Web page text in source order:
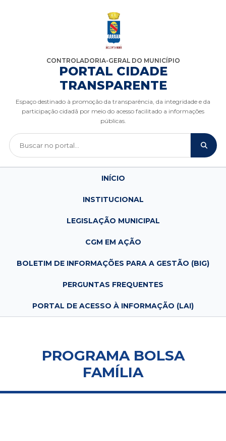
CONTROLADORIA-GERAL DO MUNICÍPIO
PORTAL CIDADE
TRANSPARENTE
Espaço destinado à promoção da transparência, da integridade e da
participação cidadã por meio do acesso facilitado a informações
públicas.
INÍCIO
INSTITUCIONAL
LEGISLAÇÃO MUNICIPAL
CGM EM AÇÃO
BOLETIM DE INFORMAÇÕES PARA A GESTÃO (BIG)
PERGUNTAS FREQUENTES
PORTAL DE ACESSO À INFORMAÇÃO (LAI)
PROGRAMA BOLSA
FAMÍLIA